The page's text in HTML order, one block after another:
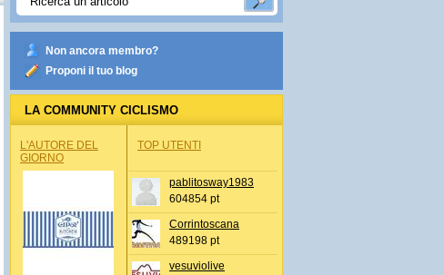
Non ancora membro?
Proponi il tuo blog
LA COMMUNITY CICLISMO
L'AUTORE DEL
GIORNO
TOP UTENTI
pablitosway1983
604854 pt
Corrintoscana
489198 pt
vesuviolive